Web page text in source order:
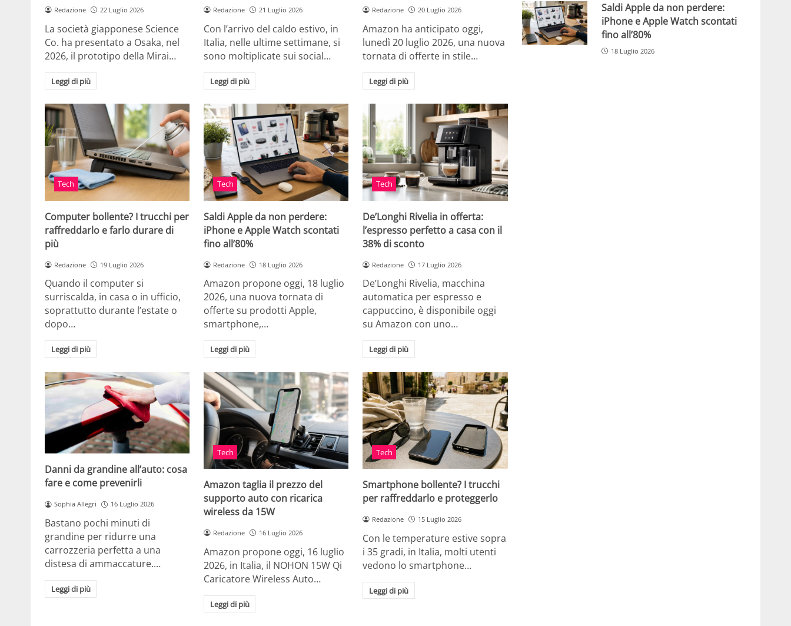
Redazione 22 Luglio 2026
La società giapponese Science
Co. ha presentato a Osaka, nel
2026, il prototipo della Mirai…
Leggi di più
Redazione 21 Luglio 2026
Con l’arrivo del caldo estivo, in
Italia, nelle ultime settimane, si
sono moltiplicate sui social…
Leggi di più
Redazione 20 Luglio 2026
Amazon ha anticipato oggi,
lunedì 20 luglio 2026, una nuova
tornata di offerte in stile…
Leggi di più
Tech
Computer bollente? I trucchi per
raffreddarlo e farlo durare di
più
Redazione 19 Luglio 2026
Quando il computer si
surriscalda, in casa o in ufficio,
soprattutto durante l’estate o
dopo…
Leggi di più
Tech
Saldi Apple da non perdere:
iPhone e Apple Watch scontati
fino all’80%
Redazione 18 Luglio 2026
Amazon propone oggi, 18 luglio
2026, una nuova tornata di
offerte su prodotti Apple,
smartphone,…
Leggi di più
Tech
De’Longhi Rivelia in offerta:
l’espresso perfetto a casa con il
38% di sconto
Redazione 17 Luglio 2026
De’Longhi Rivelia, macchina
automatica per espresso e
cappuccino, è disponibile oggi
su Amazon con uno…
Leggi di più
Danni da grandine all’auto: cosa
fare e come prevenirli
Sophia Allegri 16 Luglio 2026
Bastano pochi minuti di
grandine per ridurre una
carrozzeria perfetta a una
distesa di ammaccature.…
Leggi di più
Tech
Amazon taglia il prezzo del
supporto auto con ricarica
wireless da 15W
Redazione 16 Luglio 2026
Amazon propone oggi, 16 luglio
2026, in Italia, il NOHON 15W Qi
Caricatore Wireless Auto…
Leggi di più
Tech
Smartphone bollente? I trucchi
per raffreddarlo e proteggerlo
Redazione 15 Luglio 2026
Con le temperature estive sopra
i 35 gradi, in Italia, molti utenti
vedono lo smartphone…
Leggi di più
Saldi Apple da non perdere:
iPhone e Apple Watch scontati
fino all’80%
18 Luglio 2026